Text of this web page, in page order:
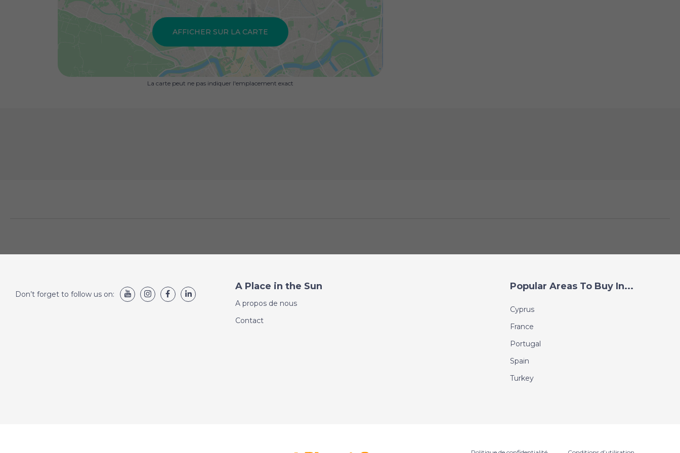
AFFICHER SUR LA CARTE
La carte peut ne pas indiquer l'emplacement exact
Don’t forget to follow us on:
A Place in the Sun
A propos de nous
Contact
Popular Areas To Buy In...
Cyprus
France
Portugal
Spain
Turkey